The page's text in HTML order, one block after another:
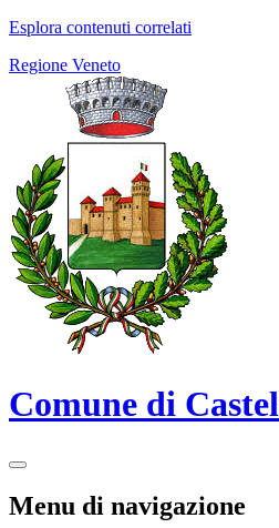
Esplora contenuti correlati
Regione Veneto
Comune di
Menu di navigazione